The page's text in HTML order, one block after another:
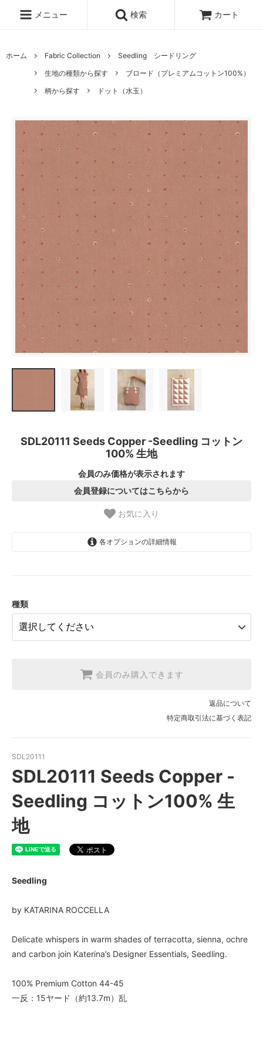
メニュー 検索 カート
ホーム Fabric Collection
Seedling シードリング
生地の種類から探す
ブロード（プレミアムコットン100%）
柄から探す
ドット（水玉）
SDL20111 Seeds Copper -Seedling コットン
100% 生地
会員のみ価格が表示されます
会員登録についてはこちらから
お気に入り
各オプションの詳細情報
【2026/9/20〆10月発送予定分】
種類
会員のみ購入できます
返品について
特定商取引法に基づく表記
SDL20111
SDL20111 Seeds Copper -
Seedling コットン100% 生
地
Seedling
by KATARINA ROCCELLA
Delicate whispers in warm shades of terracotta, sienna, ochre
and carbon join Katerina’s Designer Essentials, Seedling.
100% Premium Cotton 44-45
一反：15ヤード（約13.7m）乱